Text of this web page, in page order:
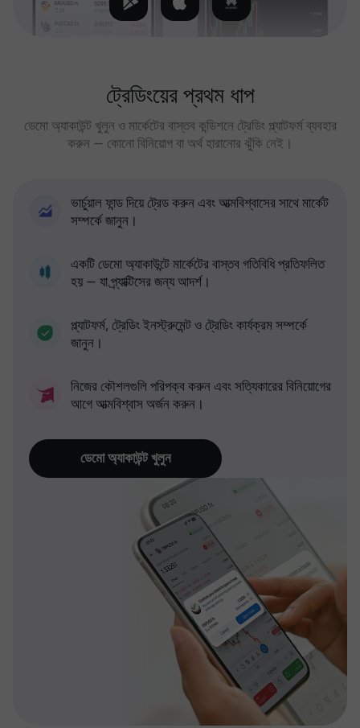
ট্রেডিংয়ের প্রথম ধাপ
ডেমো অ্যাকাউন্ট খুলুন ও মার্কেটের বাস্তব কন্ডিশনে ট্রেডিং প্ল্যাটফর্ম ব্যবহার
করুন — কোনো বিনিয়োগ বা অর্থ হারানোর ঝুঁকি নেই।
ভার্চুয়াল ফান্ড দিয়ে ট্রেড করুন এবং আত্মবিশ্বাসের সাথে মার্কেট
সম্পর্কে জানুন।
একটি ডেমো অ্যাকাউন্টে মার্কেটের বাস্তব গতিবিধি প্রতিফলিত
হয় — যা প্র্যাক্টিসের জন্য আদর্শ।
প্ল্যাটফর্ম, ট্রেডিং ইনস্ট্রুমেন্ট ও ট্রেডিং কার্যক্রম সম্পর্কে
জানুন।
নিজের কৌশলগুলি পরিপক্ব করুন এবং সত্যিকারের বিনিয়োগের
আগে আত্মবিশ্বাস অর্জন করুন।
ডেমো অ্যাকাউন্ট খুলুন